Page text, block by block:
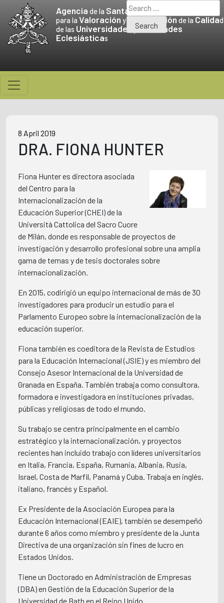
content
Agencia de la Santa Sede
para la Valoración y la Promociónde la Calidad
de las Universidades yFacultades
Eclesiásticas
Search
for:
8 April 2019
DRA. FIONA HUNTER
Fiona Hunter es directora asociada
del Centro para la
Internacionalización de la
Educación Superior (CHEI) de la
Università Cattolica del Sacro Cuore
de Milán, donde es responsable de proyectos de
investigación y desarrollo profesional sobre una amplia
gama de temas y de tesis doctorales sobre
internacionalización.
En 2015, codirigió un equipo internacional de más de 30
investigadores para producir un estudio para el
Parlamento Europeo sobre la internacionalización de la
educación superior.
Fiona también es coeditora de la Revista de Estudios
para la Educación Internacional (JSIE) y es miembro del
Consejo Asesor Internacional de la Universidad de
Granada en España. También trabaja como consultora,
formadora e investigadora en instituciones privadas,
públicas y religiosas de todo el mundo.
Su trabajo se centra principalmente en el cambio
estratégico y la internacionalización, y proyectos
recientes han incluido trabajo con líderes universitarios
en Italia, Francia, España, Rumania, Albania, Rusia,
Israel, Costa de Marfil, Panamá y Cuba. Trabaja en inglés,
italiano, francés y Español.
Ex Presidente de la Asociación Europea para la
Educación Internacional (EAIE), también se desempeñó
durante 6 años como miembro y presidente de la Junta
Directiva de una organización sin fines de lucro en
Estados Unidos.
Tiene un Doctorado en Administración de Empresas
(DBA) en Gestión de la Educación Superior de la
Universidad de Bath en el Reino Unido.